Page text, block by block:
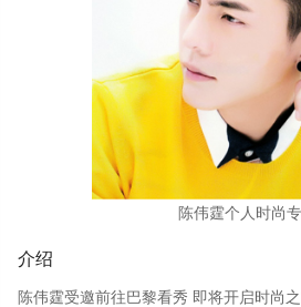
陈伟霆个人时尚
介绍
陈伟霆受邀前往巴黎看秀 即将开启时尚